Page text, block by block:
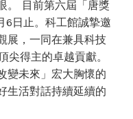
。 目前第六屆「唐獎
6日止。科工館誠摯邀
展，一同在兼具科技
尖得主的卓越貢獻。
變未來」宏大胸懷的
生活對話持續延續的